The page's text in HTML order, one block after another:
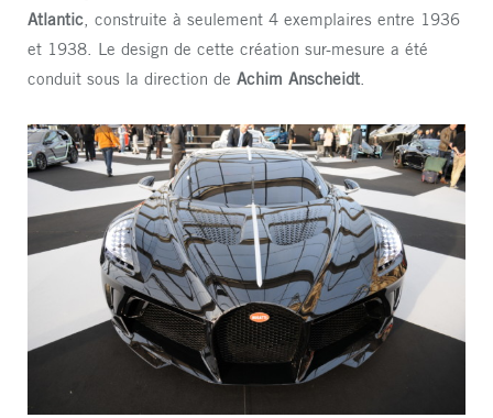
Atlantic , construite à seulement 4 exemplaires entre 1936
et 1938. Le design de cette création sur-mesure a été
conduit sous la direction de Achim Anscheidt